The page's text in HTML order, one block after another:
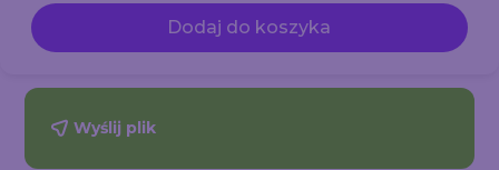
Dodaj do koszyka
Wyślij plik